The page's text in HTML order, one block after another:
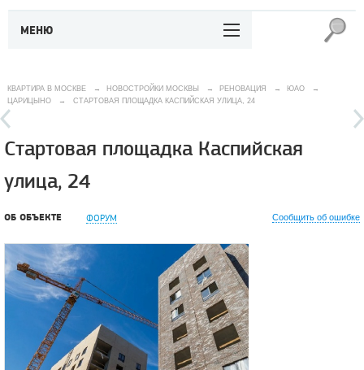
МЕНЮ
КВАРТИРА В МОСКВЕ → НОВОСТРОЙКИ МОСКВЫ → РЕНОВАЦИЯ → ЮАО
→
ЦАРИЦЫНО
→ СТАРТОВАЯ ПЛОЩАДКА КАСПИЙСКАЯ УЛИЦА, 24
Стартовая площадка Каспийская
улица, 24
ОБ ОБЪЕКТЕ ФОРУМ Сообщить об ошибке